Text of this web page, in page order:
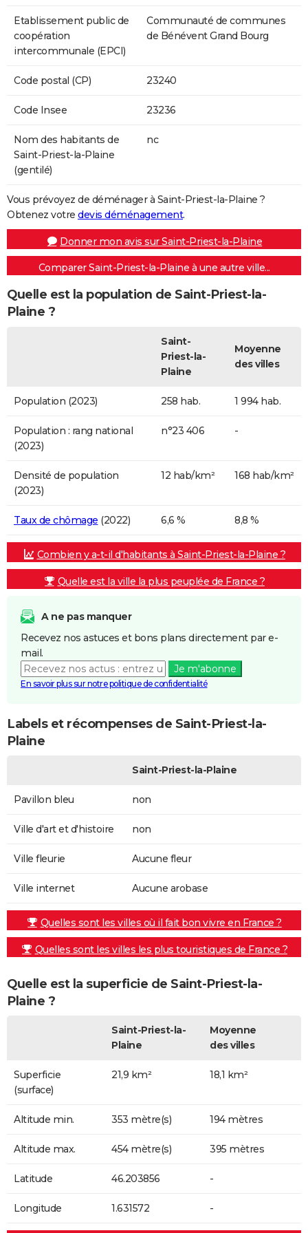
Etablissement public de
coopération
intercommunale (EPCI)
Communauté de communes
de Bénévent Grand Bourg
Code postal (CP) 23240
Code Insee 23236
Nom des habitants de
Saint-Priest-la-Plaine
(gentilé)
nc
Vous prévoyez de déménager à Saint-Priest-la-Plaine ?
Obtenez votre devis déménagement.
Donner mon avis sur Saint-Priest-la-Plaine
Comparer Saint-Priest-la-Plaine à une autre ville...
Quelle est la population de Saint-Priest-la-
Plaine ?
Saint-
Priest-la-
Plaine
Moyenne
des villes
Population (2023) 258 hab. 1 994 hab.
Population : rang national
(2023)
n°23 406 -
Densité de population
(2023)
12 hab/km² 168 hab/km²
Taux de chômage (2022) 6,6 % 8,8 %
Combien y a-t-il d'habitants à Saint-Priest-la-Plaine ?
Quelle est la ville la plus peuplée de France ?
A ne pas manquer
Recevez nos astuces et bons plans directement par e-
mail.
Je m'abonne
En savoir plus sur notre politique de confidentialité
Labels et récompenses de Saint-Priest-la-
Plaine
Saint-Priest-la-Plaine
Pavillon bleu non
Ville d'art et d'histoire non
Ville fleurie Aucune fleur
Ville internet Aucune arobase
Quelles sont les villes où il fait bon vivre en France ?
Quelles sont les villes les plus touristiques de France ?
Quelle est la superficie de Saint-Priest-la-
Plaine ?
Saint-Priest-la-
Plaine
Moyenne
des villes
Superficie
(surface)
21,9 km² 18,1 km²
Altitude min. 353 mètre(s) 194 mètres
Altitude max. 454 mètre(s) 395 mètres
Latitude 46.203856 -
Longitude 1.631572 -